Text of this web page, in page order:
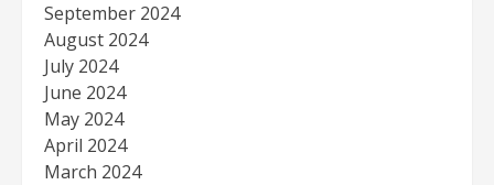
September 2024
August 2024
July 2024
June 2024
May 2024
April 2024
March 2024